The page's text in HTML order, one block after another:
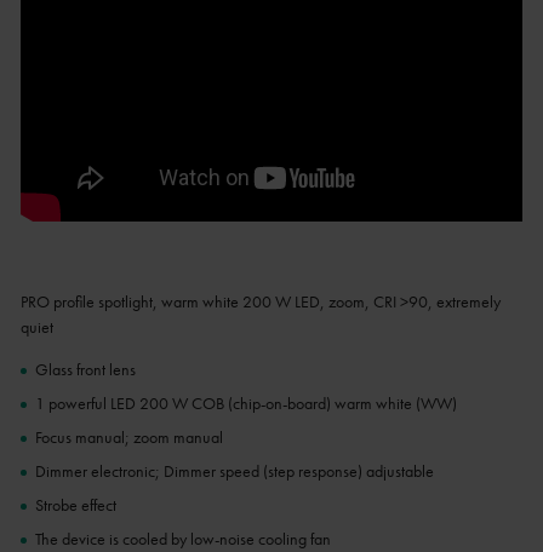
PRO profile spotlight, warm white 200 W LED, zoom, CRI >90, extremely
quiet
Glass front lens
1 powerful LED 200 W COB (chip-on-board) warm white (WW)
Focus manual; zoom manual
Dimmer electronic; Dimmer speed (step response) adjustable
Strobe effect
The device is cooled by low-noise cooling fan